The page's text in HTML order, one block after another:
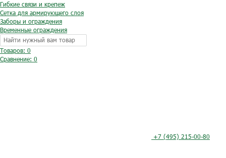
Гибкие связи и крепеж
Сетка для армирующего слоя
Заборы и ограждения
Временные ограждения
Товаров: 0
Сравнение: 0
+7 (495) 215-00-80